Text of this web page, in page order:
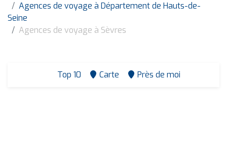
Agences de voyage à Département de Hauts-de-
Seine
Agences de voyage à Sèvres
Top 10 Carte Près de moi